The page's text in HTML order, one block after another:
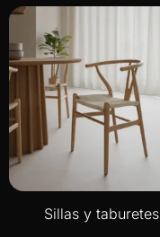
Sillas y taburetes